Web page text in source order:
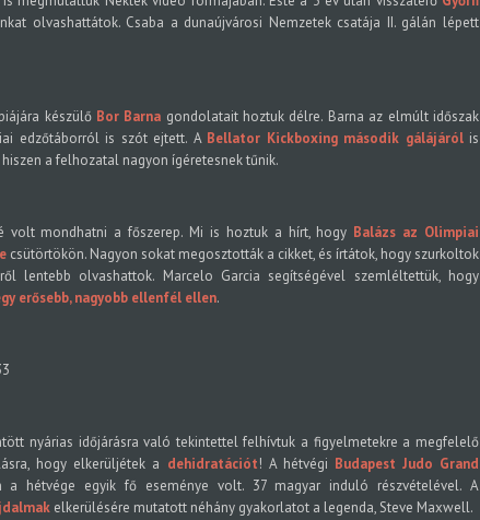
olvashattátok. Csaba a dunaújvárosi Nemzetek csatája II. gálán lépett
készülő Bor Barna gondolatait hoztuk délre. Barna az elmúlt időszak
edzőtáborról is szót ejtett. A Bellator Kickboxing második gálájárólis
a felhozatal nagyon ígéretesnek tűnik.
volt mondhatni a főszerep. Mi is hoztuk a hírt, hogy Balázs az Olimpiai
csütörtökön. Nagyon sokat megosztották a cikket, és írtátok, hogy szurkoltok
lentebb olvashattok. Marcelo Garcia segítségével szemléltettük, hogy
erősebb, nagyobb ellenfél ellen.
nyárias időjárásra való tekintettel felhívtuk a figyelmetekre a megfelelő
hogy elkerüljétek a dehidratációt! A hétvégi Budapest Judo Grand
a hétvége egyik fő eseménye volt. 37 magyar induló részvételével. A
elkerülésére mutatott néhány gyakorlatot a legenda, Steve Maxwell.